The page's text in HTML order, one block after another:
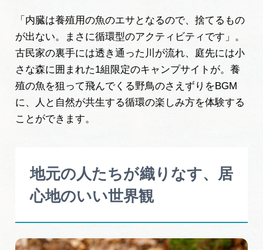
「内臓は養殖用の魚のエサとなるので、捨てるもの
が出ない。まさに循環型のアクティビティです」。
古民家の裏手には透き通った川が流れ、庭先には小
さな森に囲まれた1組限定のキャンプサイトが。養
殖の魚を狙って飛んでくる野鳥のさえずりをBGM
に、人と自然が共生する循環の楽しみ方を体験する
ことができます。
地元の人たちが織りなす、居
心地のいい世界観